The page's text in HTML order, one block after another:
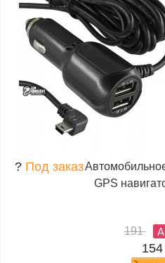
? Под заказ
GPS
191
154